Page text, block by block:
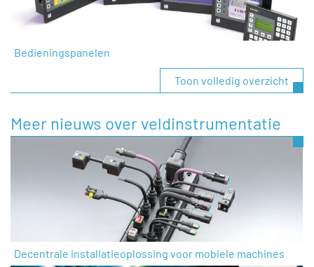
Bedieningspanelen
Toon volledig overzicht
Meer nieuws over veldinstrumentatie
Decentrale installatieoplossing voor mobiele machines